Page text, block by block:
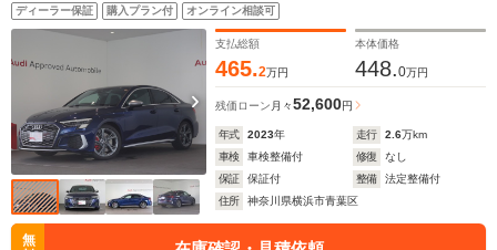
ディーラー保証 購入プラン付 オンライン相談可
支払総額
465.2万円
本体価格
448.0万円
残価ローン 月々52,600円
年式 2023年 走行 2.6万km
車検
車検整備付 修復
なし
保証
保証付 整備
法定整備付
住所
神奈川県横浜市青葉区
無